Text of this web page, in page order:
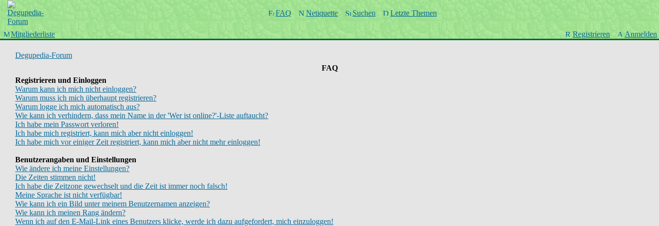
FAQ Netiquette Suchen Letzte Themen
Mitgliederliste Registrieren Anmelden
Startseite
Wiki
Forum
Chinboard
Degupedia-Forum
FAQ
Registrieren und Einloggen
Warum kann ich mich nicht einloggen?
Warum muss ich mich überhaupt registrieren?
Warum logge ich mich automatisch aus?
Wie kann ich verhindern, dass mein Name in der 'Wer ist online?'-Liste auftaucht?
Ich habe mein Passwort verloren!
Ich habe mich registriert, kann mich aber nicht einloggen!
Ich habe mich vor einiger Zeit registriert, kann mich aber nicht mehr einloggen!
Benutzerangaben und Einstellungen
Wie ändere ich meine Einstellungen?
Die Zeiten stimmen nicht!
Ich habe die Zeitzone gewechselt und die Zeit ist immer noch falsch!
Meine Sprache ist nicht verfügbar!
Wie kann ich ein Bild unter meinem Benutzernamen anzeigen?
Wie kann ich meinen Rang ändern?
Wenn ich auf den E-Mail-Link eines Benutzers klicke, werde ich dazu aufgefordert, mich einzuloggen!